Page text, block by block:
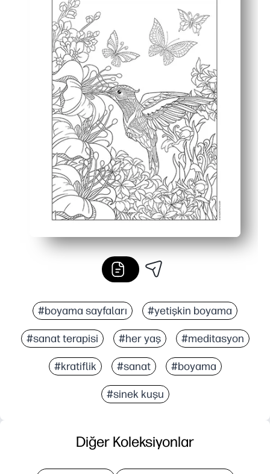
İşiniz bittiğinde, sergilenmeye değer bir sanat eserine
#boyama sayfaları #yetişkin boyama
#sanat terapisi #her yaş #meditasyon
#kratiflik #sanat #boyama
#sinek kuşu
Diğer Koleksiyonlar